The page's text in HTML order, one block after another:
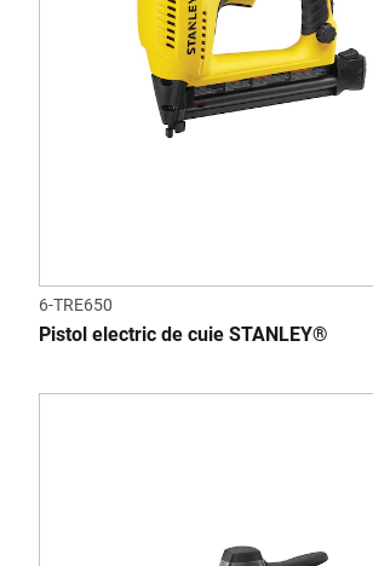
6-TRE650
Pistol electric de cuie STANLEY®